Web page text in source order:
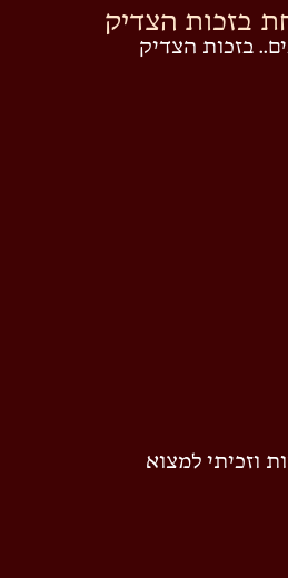
בזכות הצדיק
בזכות הצדיק
וזכיתי למצוא